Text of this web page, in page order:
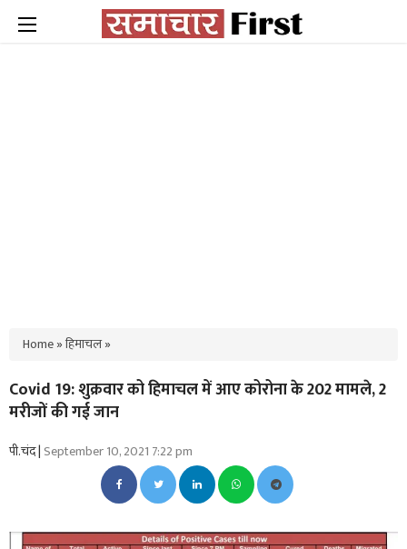
Home»हिमाचल»
Covid 19: शुक्रवार को हिमाचल में आए कोरोना के 202 मामले, 2
मरीजों की गई जान
पी.चंद |September 10, 2021 7:22 pm